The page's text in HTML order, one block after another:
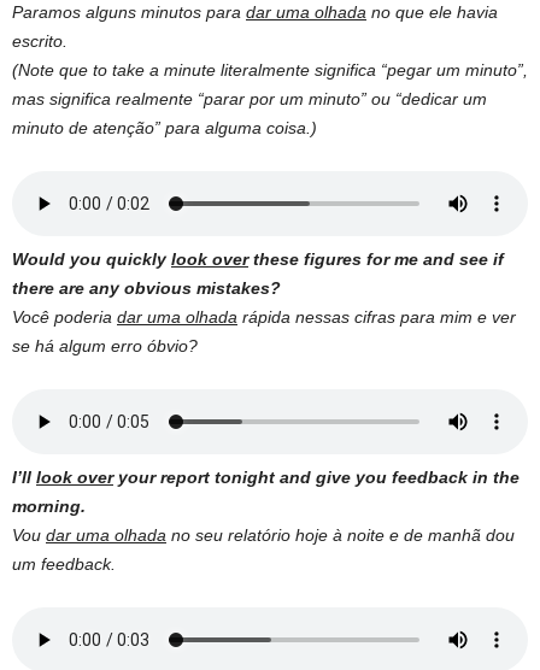
Paramos alguns minutos para dar uma olhada no que ele havia
escrito.
(Note que to take a minute literalmente significa “pegar um minuto”,
mas significa realmente “parar por um minuto” ou “dedicar um
minuto de atenção” para alguma coisa.)
Would you quickly look overthese figures for me and see if
there are any obvious mistakes?
Você poderia dar uma olhada rápida nessas cifras para mim e ver
se há algum erro óbvio?
I’ll look overyour report tonight and give you feedback in the
morning.
Vou dar uma olhada no seu relatório hoje à noite e de manhã dou
um feedback.